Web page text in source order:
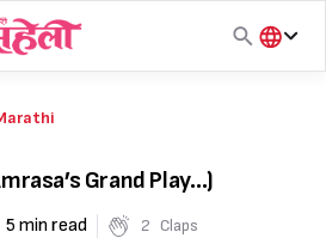
हिंदी
Grand Play…)
5 min read 2 Claps